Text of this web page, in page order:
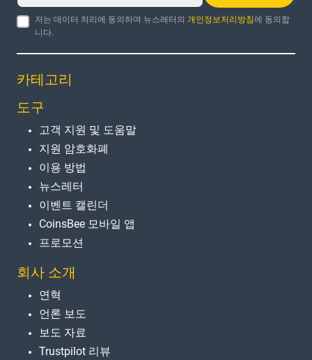
저는 데이터 처리에 동의하며 뉴스레터의개인정보처리방침에 동의합
니다.
카테고리
도구
고객 지원 및 도움말
지원 암호화폐
이용 방법
뉴스레터
이벤트 캘린더
CoinsBee 모바일 앱
프로모션
회사 소개
연혁
언론 보도
보도 자료
Trustpilot 리뷰